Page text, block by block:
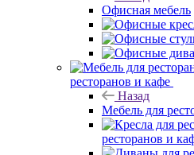
Офисная мебель
ресторанов и кафе
Назад
Мебель для
ресторанов и